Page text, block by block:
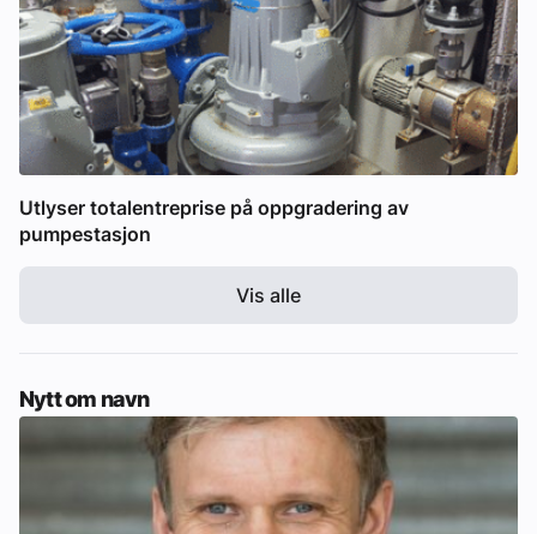
Utlyser totalentreprise på oppgradering av
pumpestasjon
Vis alle
Nytt om navn